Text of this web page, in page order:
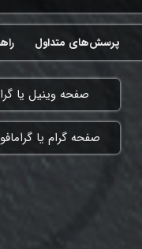
پرسش‌های متداول
​صفحه وینیل یا
​صفحه گرام یا